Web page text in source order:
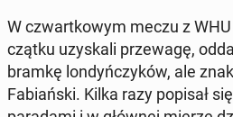
W czwart­ko­wym meczu z
cząt­ku uzy­ska­li prze­wa­gę,
bramkę lon­dyń­czy­ków, ale
Fa­biań­ski. Kilka razy popisał